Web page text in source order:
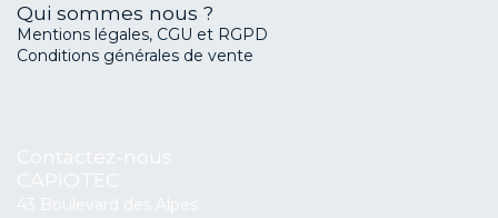
Qui sommes nous ?
Mentions légales, CGU et RGPD
Conditions générales de vente